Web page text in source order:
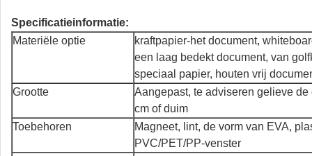
Specificatieinformatie:
Materiële optie
kraftpapier-het document,
een laag bedekt document, van
speciaal papier, houten vrij
Grootte
Aangepast, te adviseren gelieve
cm of duim
Toebehoren
Magneet, lint, de vorm van EVA,
PVC/PET/PP-venster